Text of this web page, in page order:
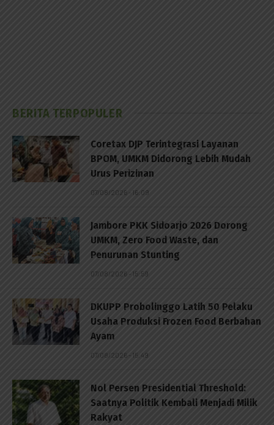
BERITA TERPOPULER
Coretax DJP Terintegrasi Layanan
BPOM, UMKM Didorong Lebih Mudah
Urus Perizinan
07/08/2026 - 16:09
Jambore PKK Sidoarjo 2026 Dorong
UMKM, Zero Food Waste, dan
Penurunan Stunting
07/08/2026 - 15:59
DKUPP Probolinggo Latih 50 Pelaku
Usaha Produksi Frozen Food Berbahan
Ayam
07/08/2026 - 15:49
Nol Persen Presidential Threshold:
Saatnya Politik Kembali Menjadi Milik
Rakyat